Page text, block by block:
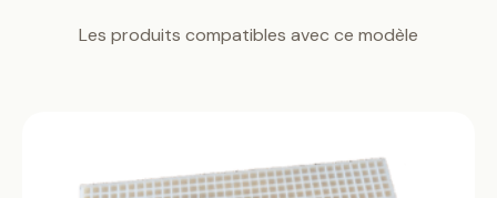
Les produits compatibles avec ce modèle